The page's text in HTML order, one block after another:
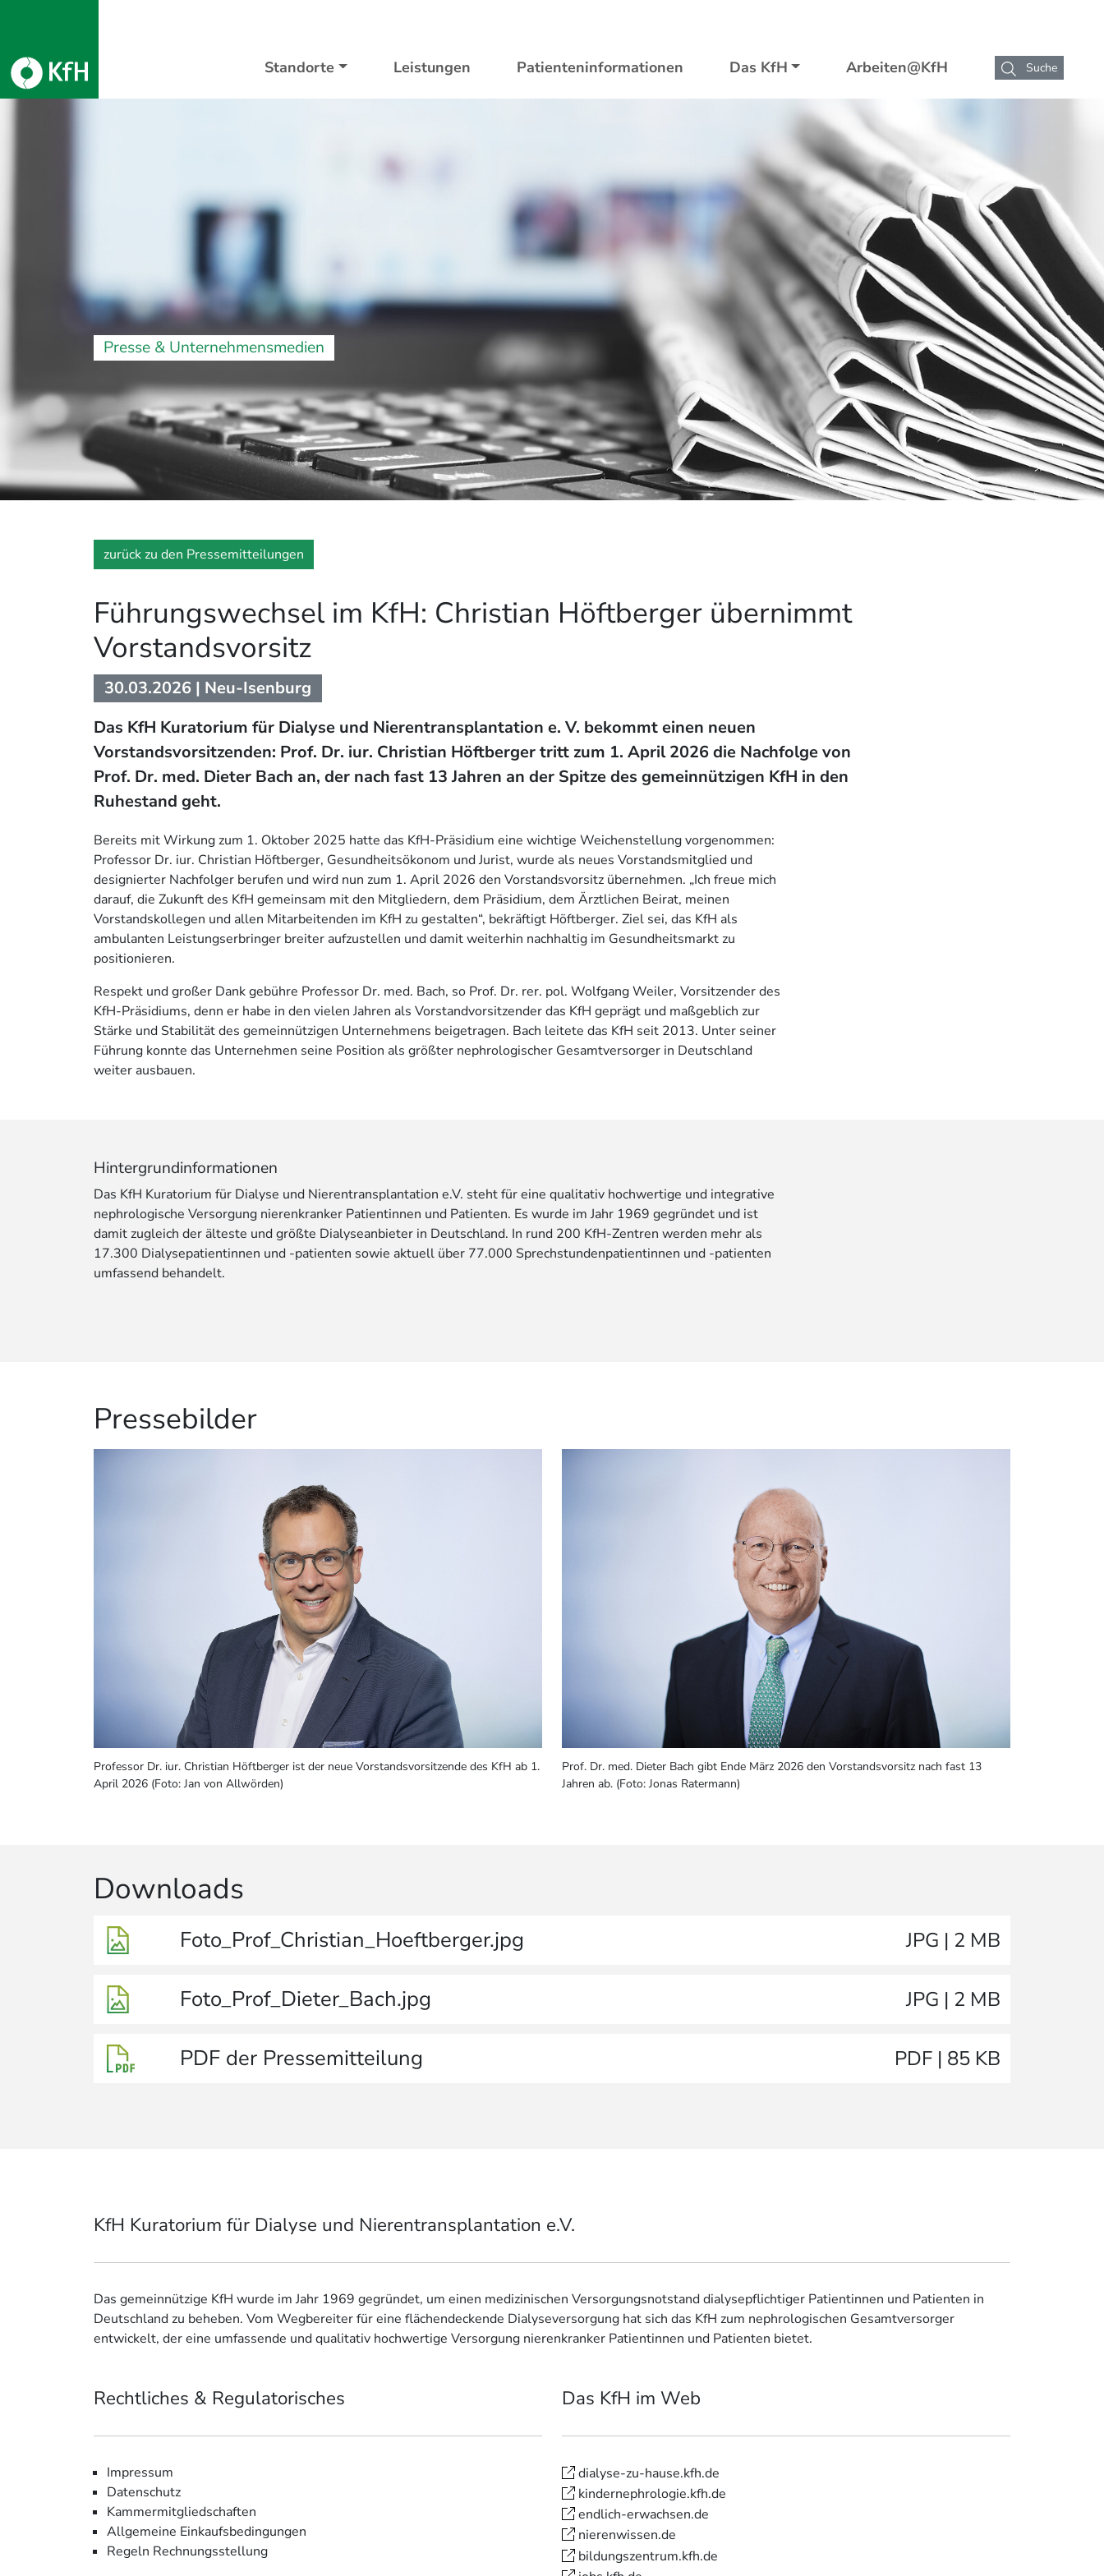
Standorte Leistungen Patienteninformationen Das KfH Arbeiten@KfH Suche
Presse & Unternehmensmedien
zurück zu den Pressemitteilungen
Führungswechsel im KfH: Christian Höftberger übernimmt
Vorstandsvorsitz
30.03.2026 | Neu-Isenburg
Das KfH Kuratorium für Dialyse und Nierentransplantation e. V. bekommt einen neuen
Vorstandsvorsitzenden: Prof. Dr. iur. Christian Höftberger tritt zum 1. April 2026 die Nachfolge von
Prof. Dr. med. Dieter Bach an, der nach fast 13 Jahren an der Spitze des gemeinnützigen KfH in den
Ruhestand geht.
Bereits mit Wirkung zum 1. Oktober 2025 hatte das KfH-Präsidium eine wichtige Weichenstellung vorgenommen:
Professor Dr. iur. Christian Höftberger, Gesundheitsökonom und Jurist, wurde als neues Vorstandsmitglied und
designierter Nachfolger berufen und wird nun zum 1. April 2026 den Vorstandsvorsitz übernehmen. „Ich freue mich
darauf, die Zukunft des KfH gemeinsam mit den Mitgliedern, dem Präsidium, dem Ärztlichen Beirat, meinen
Vorstandskollegen und allen Mitarbeitenden im KfH zu gestalten“, bekräftigt Höftberger. Ziel sei, das KfH als
ambulanten Leistungserbringer breiter aufzustellen und damit weiterhin nachhaltig im Gesundheitsmarkt zu
positionieren.
Respekt und großer Dank gebühre Professor Dr. med. Bach, so Prof. Dr. rer. pol. Wolfgang Weiler, Vorsitzender des
KfH-Präsidiums, denn er habe in den vielen Jahren als Vorstandvorsitzender das KfH geprägt und maßgeblich zur
Stärke und Stabilität des gemeinnützigen Unternehmens beigetragen. Bach leitete das KfH seit 2013. Unter seiner
Führung konnte das Unternehmen seine Position als größter nephrologischer Gesamtversorger in Deutschland
weiter ausbauen.
Hintergrundinformationen
Das KfH Kuratorium für Dialyse und Nierentransplantation e.V. steht für eine qualitativ hochwertige und integrative
nephrologische Versorgung nierenkranker Patientinnen und Patienten. Es wurde im Jahr 1969 gegründet und ist
damit zugleich der älteste und größte Dialyseanbieter in Deutschland. In rund 200 KfH-Zentren werden mehr als
17.300 Dialysepatientinnen und -patienten sowie aktuell über 77.000 Sprechstundenpatientinnen und -patienten
umfassend behandelt.
Pressebilder
Professor Dr. iur. Christian Höftberger ist der neue Vorstandsvorsitzende des KfH ab 1.
April 2026 (Foto: Jan von Allwörden)
Prof. Dr. med. Dieter Bach gibt Ende März 2026 den Vorstandsvorsitz nach fast 13
Jahren ab. (Foto: Jonas Ratermann)
Downloads
Foto_Prof_Christian_Hoeftberger.jpg JPG | 2 MB
Foto_Prof_Dieter_Bach.jpg JPG | 2 MB
PDF der Pressemitteilung PDF | 85 KB
KfH Kuratorium für Dialyse und Nierentransplantation e.V.
Das gemeinnützige KfH wurde im Jahr 1969 gegründet, um einen medizinischen Versorgungsnotstand dialysepflichtiger Patientinnen und Patienten in
Deutschland zu beheben. Vom Wegbereiter für eine flächendeckende Dialyseversorgung hat sich das KfH zum nephrologischen Gesamtversorger
entwickelt, der eine umfassende und qualitativ hochwertige Versorgung nierenkranker Patientinnen und Patienten bietet.
Rechtliches & Regulatorisches
Impressum
Datenschutz
Kammermitgliedschaften
Allgemeine Einkaufsbedingungen
Regeln Rechnungsstellung
Das KfH im Web
dialyse-zu-hause.kfh.de
kindernephrologie.kfh.de
endlich-erwachsen.de
nierenwissen.de
bildungszentrum.kfh.de